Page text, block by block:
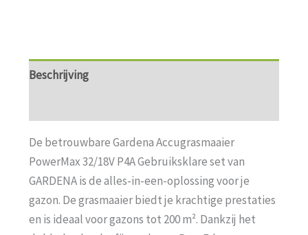
Beschrijving
De betrouwbare Gardena Accugrasmaaier
PowerMax 32/18V P4A Gebruiksklare set van
GARDENA is de alles-in-een-oplossing voor je
gazon. De grasmaaier biedt je krachtige prestaties
en is ideaal voor gazons tot 200 m². Dankzij het